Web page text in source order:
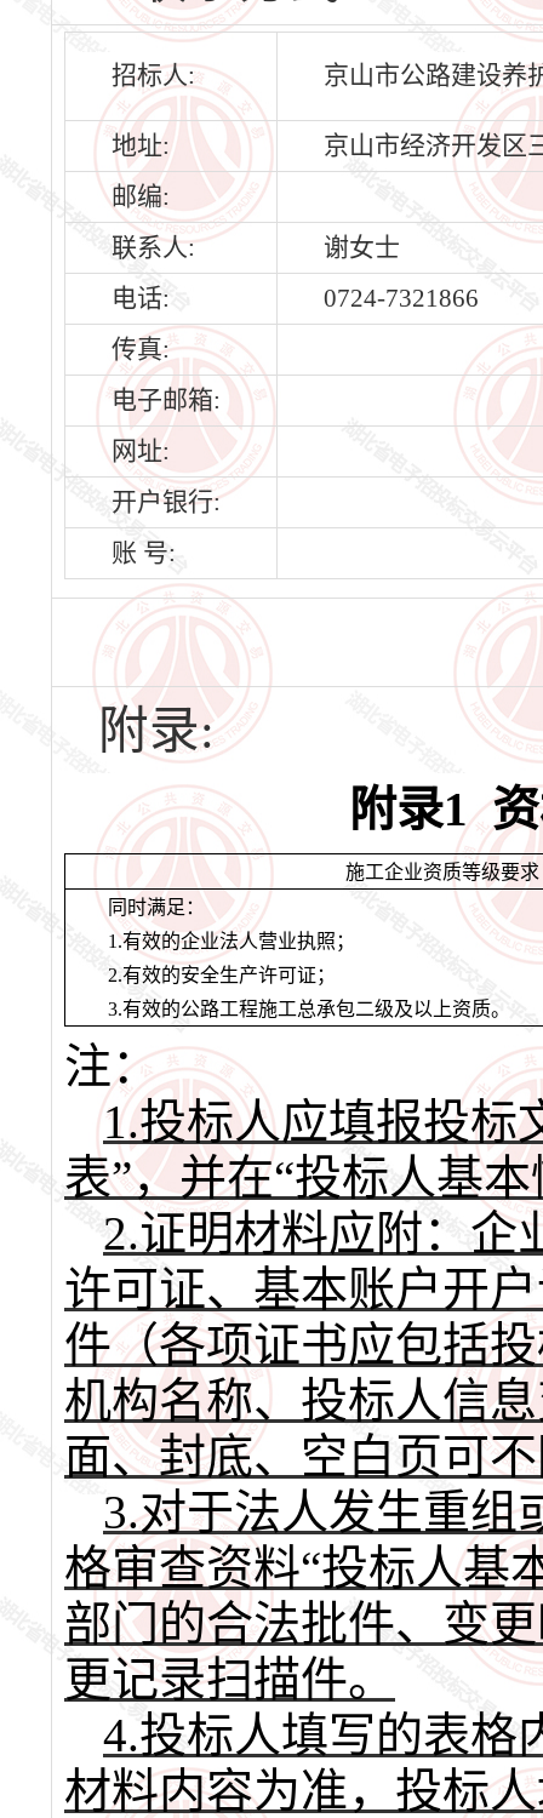
招标人: 京山市公路建设养
地址:
京山市经济开发区
邮编:
联系人:
谢女士
电话:
0724-7321866
传真:
电子邮箱:
网址:
开户银行:
账 号:
附录:
附录1 资
施工企业资质等级要求
同时满足：
1.有效的企业法人营业执照；
2.有效的安全生产许可证；
3.有效的公路工程施工总承包二级及以上资质。
注：
1.投标人应填报投标
表”，并在“投标人基
2.证明材料应附：企
许可证、基本账户开
件（各项证书应包括
机构名称、投标人信
面、封底、空白页可
3.对于法人发生重组
格审查资料“投标人基
部门的合法批件、变
更记录扫描件。
4.投标人填写的表格
材料内容为准，投标